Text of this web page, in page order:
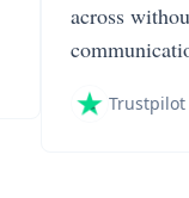
across
Trustpilot